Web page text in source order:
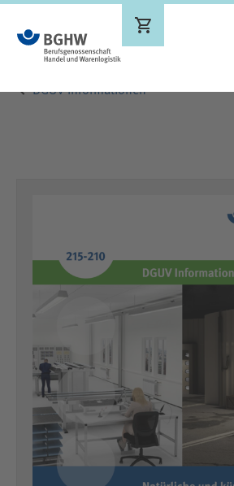
Ergebnisse werden aktualisiert
DGUV Informationen